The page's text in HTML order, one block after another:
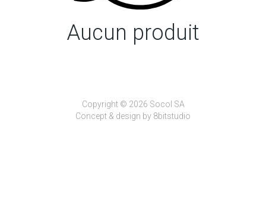
Aucun produit
Copyright © 2026 Socol SA
Concept & design by 8bitstudio